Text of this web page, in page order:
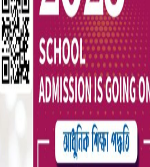
সাধারণ সম্পাদকের পদত্যাগ